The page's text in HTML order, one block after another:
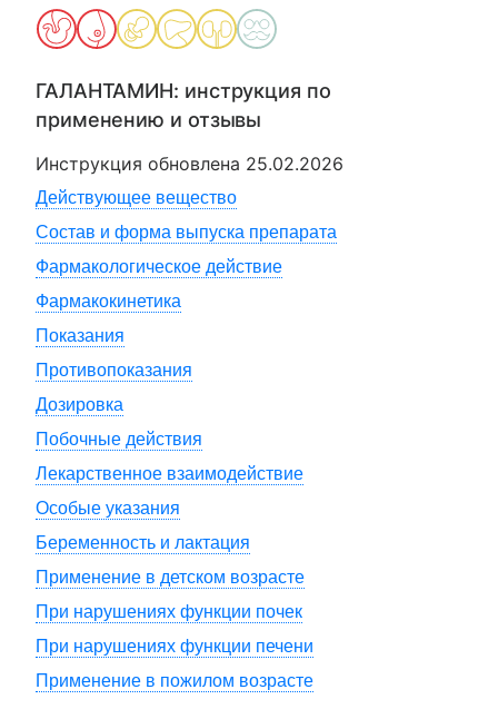
ГАЛАНТАМИН: инструкция по
применению и отзывы
Инструкция обновлена 25.02.2026
Действующее вещество
Состав и форма выпуска препарата
Фармакологическое действие
Фармакокинетика
Показания
Противопоказания
Дозировка
Побочные действия
Лекарственное взаимодействие
Особые указания
Беременность и лактация
Применение в детском возрасте
При нарушениях функции почек
При нарушениях функции печени
Применение в пожилом возрасте